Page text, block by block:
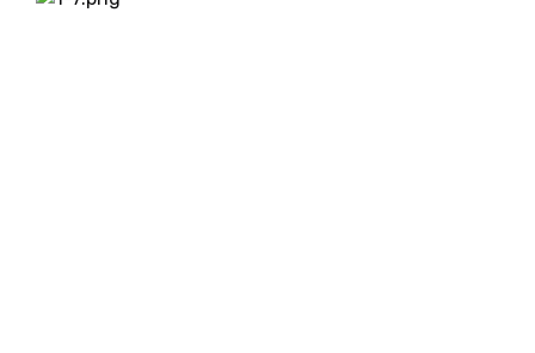
itd. Skratka, da je družbeni sistem kapitalizma